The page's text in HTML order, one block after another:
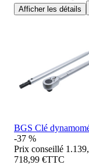
Afficher les détails
BGS Clé
-37 %
Prix conseillé
718,99 €TTC